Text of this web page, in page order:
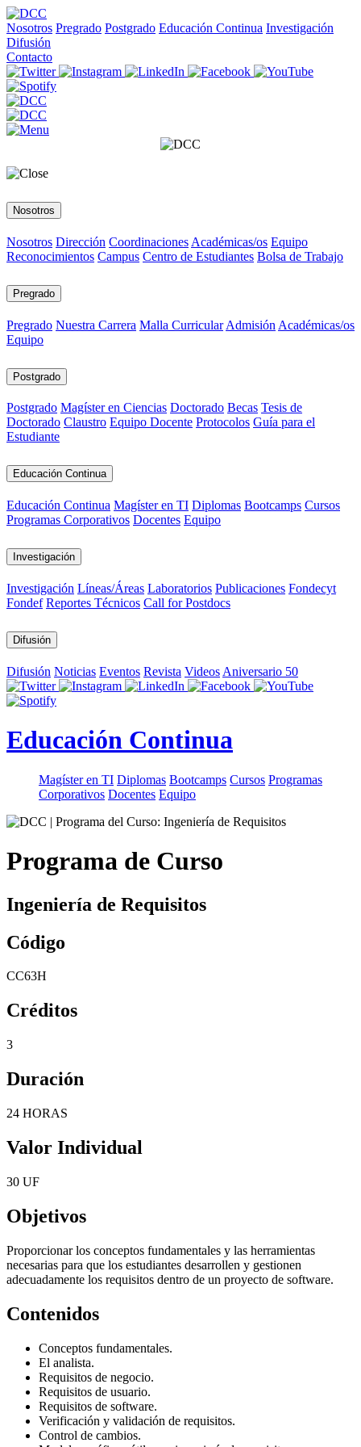
Nosotros Pregrado Postgrado Educación Continua Investigación
Difusión
Contacto
Nosotros
Nosotros Dirección Coordinaciones Académicas/os Equipo
Reconocimientos Campus Centro de Estudiantes Bolsa de Trabajo
Pregrado
Pregrado Nuestra Carrera Malla Curricular Admisión Académicas/os
Equipo
Postgrado
Postgrado Magíster en Ciencias Doctorado Becas Tesis de
Doctorado Claustro Equipo Docente Protocolos Guía para el
Estudiante
Educación Continua
Educación Continua Magíster en TI Diplomas Bootcamps Cursos
Programas Corporativos Docentes Equipo
Investigación
Investigación Líneas/Áreas Laboratorios Publicaciones Fondecyt
Fondef Reportes Técnicos Call for Postdocs
Difusión
Difusión Noticias Eventos Revista Videos Aniversario 50
Educación Continua
Magíster en TI Diplomas Bootcamps Cursos Programas
Corporativos Docentes Equipo
Programa de Curso
Ingeniería de Requisitos
Código
CC63H
Créditos
3
Duración
24 HORAS
Valor Individual
30 UF
Objetivos
Proporcionar los conceptos fundamentales y las herramientas
necesarias para que los estudiantes desarrollen y gestionen
adecuadamente los requisitos dentro de un proyecto de software.
Contenidos
Conceptos fundamentales.
El analista.
Requisitos de negocio.
Requisitos de usuario.
Requisitos de software.
Verificación y validación de requisitos.
Control de cambios.